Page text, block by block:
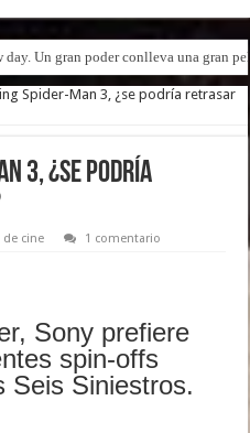
Un gran poder conlleva una gran
Spider-Man 3, ¿se podría retrasar
3, ¿se podría
de cine 1 comentario
Sony prefiere
spin-offs
Seis Siniestros.